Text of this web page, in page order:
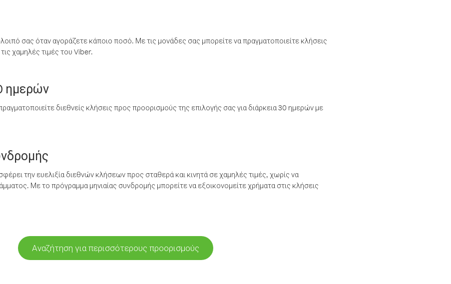
σας όταν αγοράζετε κάποιο ποσό. Με τις μονάδες σας μπορείτε να πραγματοποιείτε κλήσεις
χαμηλές τιμές του Viber.
ημερών
διεθνείς κλήσεις προς προορισμούς της επιλογής σας για διάρκεια 30 ημερών με
την ευελιξία διεθνών κλήσεων προς σταθερά και κινητά σε χαμηλές τιμές, χωρίς να
Με το πρόγραμμα μηνιαίας συνδρομής μπορείτε να εξοικονομείτε χρήματα στις κλήσεις
Αναζήτηση για περισσότερους προορισμούς